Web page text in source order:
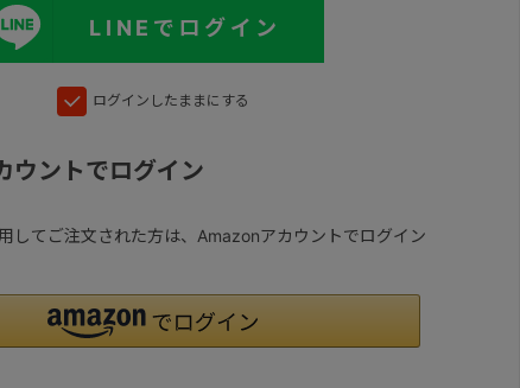
LINEでログイン
ログインしたままにする
ウントでログイン
してご注文された方は、Amazonアカウントでログイン